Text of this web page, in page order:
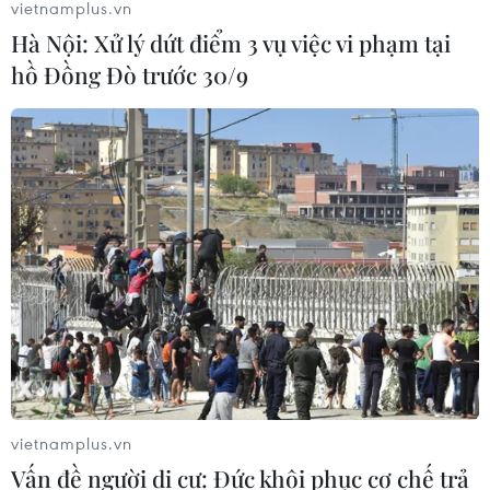
08/08/2026 13:31
Thượng viện Mỹ thông qua dự luật
trừng phạt Nga
08/08/2026 03:50
Canada, Mỹ đàm phán thỏa thuận
thương mại tạm thời nhằm hạ nhiệt
căng thẳng
07/08/2026 23:53
Tổng thống đắc cử của Colombia
Abelardo De La Espriella nhậm chức
07/08/2026 23:12
vietnamplus.vn
Hà Nội: Xử lý dứt điểm 3 vụ việc vi phạm tại
hồ Đồng Đò trước 30/9
vietnamplus.vn
Vấn đề người di cư: Đức khôi phục cơ chế trả